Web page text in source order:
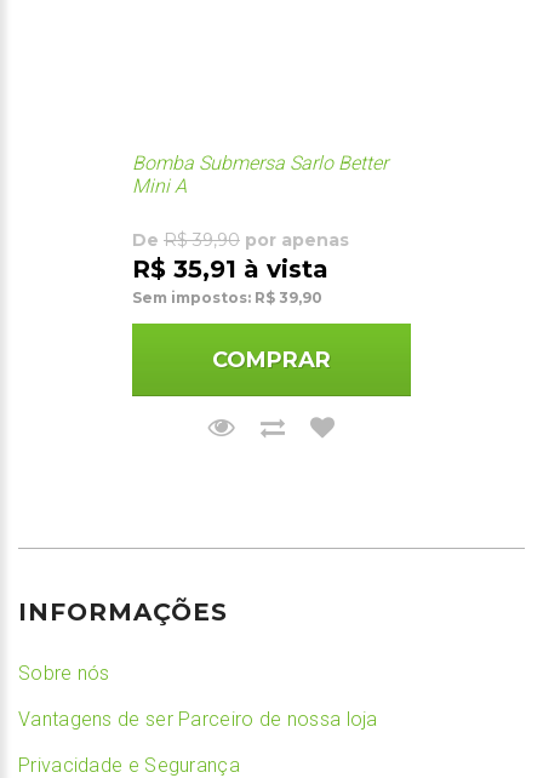
Bomba Submersa Sarlo Better
Mini A
De R$ 39,90 por apenas
R$ 35,91 à vista
Sem impostos: R$ 39,90
COMPRAR
INFORMAÇÕES
Sobre nós
Vantagens de ser Parceiro de nossa loja
Privacidade e Segurança